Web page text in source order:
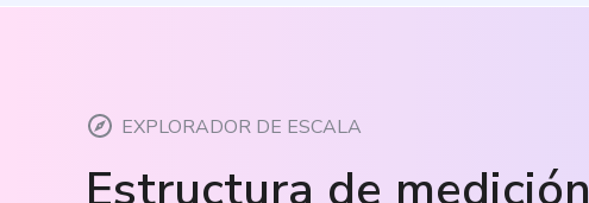
EXPLORADOR DE ESCALA
Estructura de medición